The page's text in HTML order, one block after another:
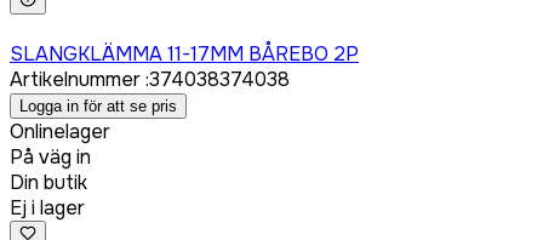
SLANGKLÄMMA 11-17MM BÅREBO 2P
Artikelnummer:374038374038
Logga in för att se pris
Onlinelager
På väg in
Din butik
Ej i lager